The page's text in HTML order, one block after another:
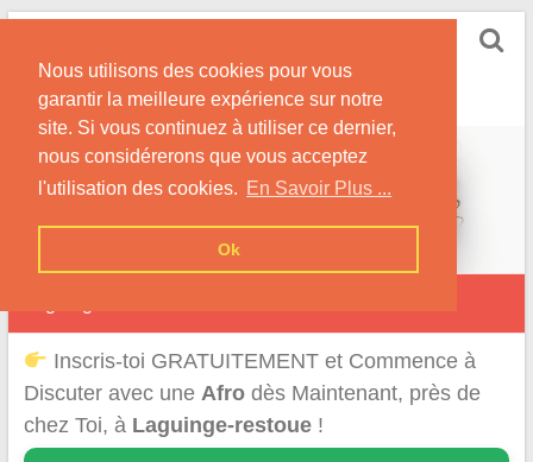
Nous utilisons des cookies pour vous
garantir la meilleure expérience sur notre
site. Si vous continuez à utiliser ce dernier,
nous considérerons que vous acceptez
l'utilisation des cookies. En Savoir Plus ...
Ok
Skip
content
Conseils pour des Rencontres Coquines avec des
Afros !
Inscris-toi GRATUITEMENT et Commence à
Discuter avec une Afrodès Maintenant, près de
chez Toi, à Laguinge-restoue!